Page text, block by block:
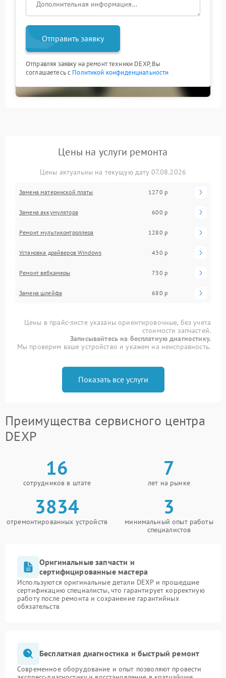
Отправить заявку
Отправляя заявку на ремонт техники DEXP, Вы
соглашаетесь с Политикой конфиденциальности
Цены на услуги ремонта
Цены актуальны на текущую дату 07.08.2026
Замена материнской платы 1270 р
Замена аккумулятора 600 р
Ремонт мультиконтроллера 1280 р
Установка драйверов Windows 430 р
Ремонт вебкамеры 730 р
Замена шлейфа 680 р
Цены в прайс-листе указаны ориентировочные, без учета
стоимости запчастей.
Записывайтесь на бесплатную диагностику.
Мы проверим ваше устройство и укажем на неисправность.
Показать все услуги
Преимущества сервисного центра
DEXP
16
сотрудников в штате
7
лет на рынке
3834
отремонтированных устройств
3
минимальный опыт работы
специалистов
Оригинальные запчасти и
сертифицированные мастера
Используются оригинальные детали DEXP и прошедшие
сертификацию специалисты, что гарантирует корректную
работу после ремонта и сохранение гарантийных
обязательств
Бесплатная диагностика и быстрый ремонт
Современное оборудование и опыт позволяют провести